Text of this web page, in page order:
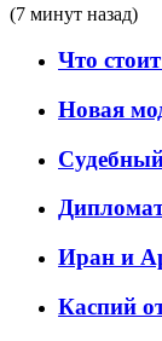
(7 минут назад)
Что
Новая
Судебный
Иран и
Каспий